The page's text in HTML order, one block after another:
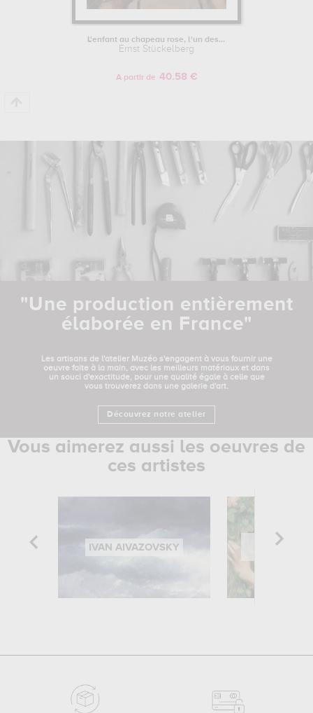
L'enfant au chapeau rose, l'un des...
Ernst Stückelberg
A partir de 40.58 €
"Une production entièrement
élaborée en France"
Les artisans de l'atelier Muzéo s'engagent à vous fournir une
oeuvre faite à la main, avec les meilleurs matériaux et dans
un souci d'exactitude, pour une qualité égale à celle que
vous trouverez dans une galerie d'art.
Découvrez notre atelier
Vous aimerez aussi les oeuvres de
ces artistes
IVAN AIVAZOVSKY
JOHN